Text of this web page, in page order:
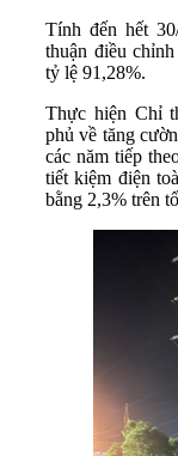
Tính đến hết
thuận điều
tỷ lệ 91,28%.
Thực hiện Chỉ
phủ về tăng
các năm tiếp
tiết kiệm điện
bằng 2,3% trên